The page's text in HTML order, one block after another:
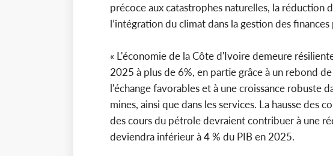
précoce aux catastrophes naturelles, la réduction
l’intégration du climat dans la gestion des
« L'économie de la Côte d'Ivoire demeure
2025 à plus de 6%, en partie grâce à un rebond
l'échange favorables et à une croissance robuste
mines, ainsi que dans les services. La hausse des
des cours du pétrole devraient contribuer à une
deviendra inférieur à 4 % du PIB en 2025.